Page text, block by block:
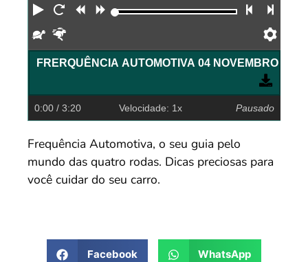
Reproduzir
Reiniciar
Retroceder
Avançar Faixa
Devagar
FRERQUÊNCIA AUTOMOTIVA 04 NOVEMBRO
0:00 / 3:20 Velocidade: 1x Pausado
Frequência Automotiva, o seu guia pelo
mundo das quatro rodas. Dicas preciosas para
você cuidar do seu carro.
Facebook WhatsApp